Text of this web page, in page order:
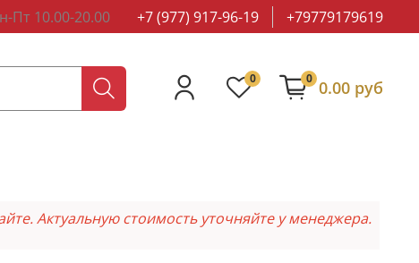
Пт 10.00-20.00 +7 (977) 917-96-19 +79779179619
0 0 0.00 руб
Актуальную стоимость уточняйте у менеджера.